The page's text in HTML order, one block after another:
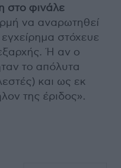
στο φινάλε
να αναρωτηθεί
στόχευε
Ή αν ο
το απόλυτα
και ως εκ
της έριδος».